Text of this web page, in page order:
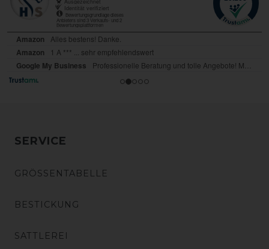
SERVICE
GRÖSSENTABELLE
BESTICKUNG
SATTLEREI